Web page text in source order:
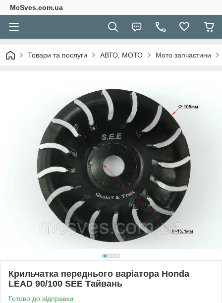
McSves.com.ua
Товари та послуги АВТО, МОТО Мото запчастини
Крильчатка переднього варіатора Honda
LEAD 90/100 SEE Тайвань
Готово до відправки